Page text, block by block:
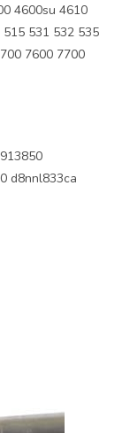
4600su 4610
531 532 535
7600 7700
d8nnl833ca